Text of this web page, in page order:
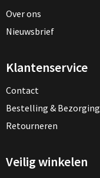
Over ons
Nieuwsbrief
Klantenservice
Contact
Bestelling & Bezorging
Retourneren
Veilig winkelen